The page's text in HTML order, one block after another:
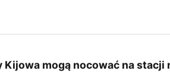
Kijowa mogą nocować na